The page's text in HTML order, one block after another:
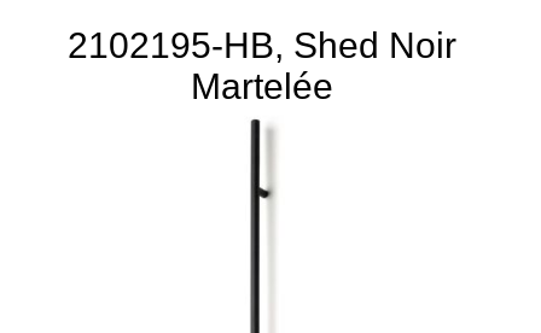
2102195-HB, Shed Noir
Martelée